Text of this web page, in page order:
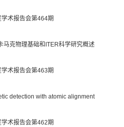
术报告会第464期
马克物理基础和ITER科学研究概述
术报告会第463期
detection with atomic alignment
术报告会第462期